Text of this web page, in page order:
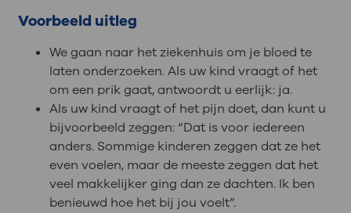
Voorbeeld uitleg
We gaan naar het ziekenhuis om je bloed te
laten onderzoeken. Als uw kind vraagt of het
om een prik gaat, antwoordt u eerlijk: ja.
Als uw kind vraagt of het pijn doet, dan kunt u
bijvoorbeeld zeggen: “Dat is voor iedereen
anders. Sommige kinderen zeggen dat ze het
even voelen, maar de meeste zeggen dat het
veel makkelijker ging dan ze dachten. Ik ben
benieuwd hoe het bij jou voelt”.